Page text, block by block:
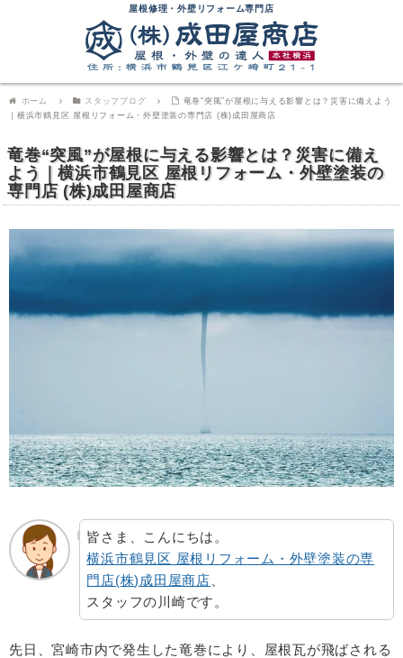
屋根修理・外壁リフォーム専門店
ホーム スタッフブログ
竜巻“突風”が屋根に与える影響とは？災害に備えよう
｜横浜市鶴見区 屋根リフォーム・外壁塗装の専門店 (株)成田屋商店
竜巻“突風”が屋根に与える影響とは？災害に備え
よう｜横浜市鶴見区 屋根リフォーム・外壁塗装の
専門店 (株)成田屋商店
皆さま、こんにちは。
横浜市鶴見区 屋根リフォーム・外壁塗装の専
門店(株) 成田屋商店
スタッフの川崎です。
先日、宮崎市内で発生した竜巻により、屋根瓦が飛ばされる